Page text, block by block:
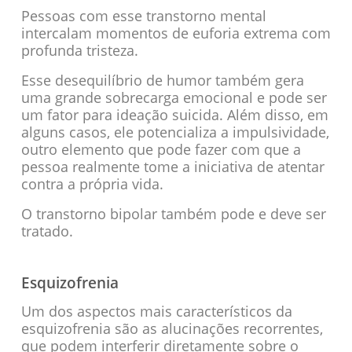
Pessoas com esse transtorno mental
intercalam momentos de euforia extrema com
profunda tristeza.
Esse desequilíbrio de humor também gera
uma grande sobrecarga emocional e pode ser
um fator para ideação suicida. Além disso, em
alguns casos, ele potencializa a impulsividade,
outro elemento que pode fazer com que a
pessoa realmente tome a iniciativa de atentar
contra a própria vida.
O transtorno bipolar também pode e deve ser
tratado.
Esquizofrenia
Um dos aspectos mais característicos da
esquizofrenia são as alucinações recorrentes,
que podem interferir diretamente sobre o